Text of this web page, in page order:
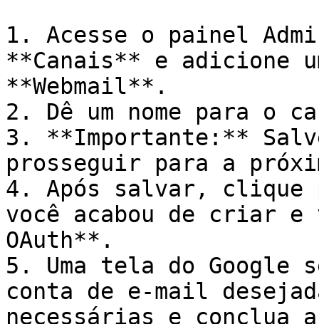
1. Acesse o painel
**Canais** e adicione
**Webmail**.
2. Dê um nome para o
3. **Importante:**
prosseguir para a
4. Após salvar, clique
você acabou de criar e
OAuth**.
5. Uma tela do Google
conta de e-mail
necessárias e conclua